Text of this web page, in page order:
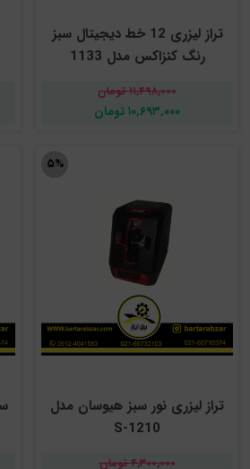
تراز لیزری 12 خط دیجیتال سبز
رنگ کنزاکس مدل 1133
۱۱,۴۹۸,۰۰۰ تومان
۱۰,۶۹۳,۰۰۰ تومان
تراز لیزری نور سبز هیوسان مدل
S-1210
۵%
۴,۳۰۰,۰۰۰ تومان